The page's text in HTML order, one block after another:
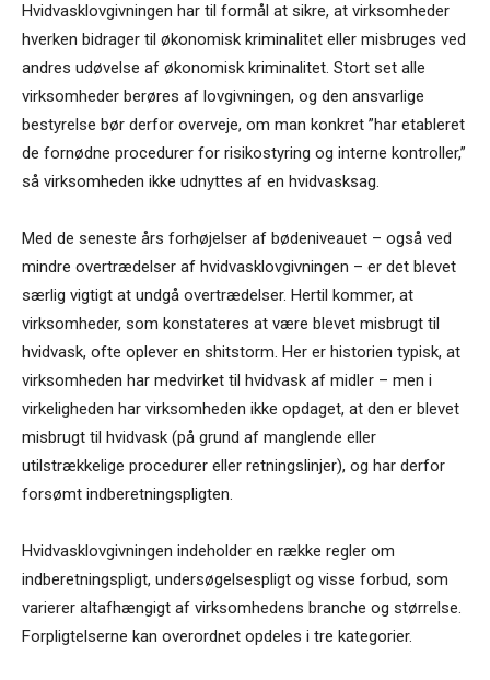
Hvidvasklovgivningen har til formål at sikre, at virksomheder
hverken bidrager til økonomisk kriminalitet eller misbruges ved
andres udøvelse af økonomisk kriminalitet. Stort set alle
virksomheder berøres af lovgivningen, og den ansvarlige
bestyrelse bør derfor overveje, om man konkret ”har etableret
de fornødne procedurer for risikostyring og interne kontroller,”
så virksomheden ikke udnyttes af en hvidvasksag.
Med de seneste års forhøjelser af bødeniveauet – også ved
mindre overtrædelser af hvidvasklovgivningen – er det blevet
særlig vigtigt at undgå overtrædelser. Hertil kommer, at
virksomheder, som konstateres at være blevet misbrugt til
hvidvask, ofte oplever en shitstorm. Her er historien typisk, at
virksomheden har medvirket til hvidvask af midler – men i
virkeligheden har virksomheden ikke opdaget, at den er blevet
misbrugt til hvidvask (på grund af manglende eller
utilstrækkelige procedurer eller retningslinjer), og har derfor
forsømt indberetningspligten.
Hvidvasklovgivningen indeholder en række regler om
indberetningspligt, undersøgelsespligt og visse forbud, som
varierer altafhængigt af virksomhedens branche og størrelse.
Forpligtelserne kan overordnet opdeles i tre kategorier.